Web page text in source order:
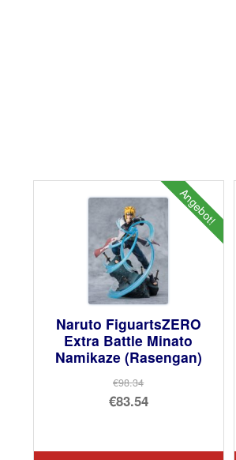
Angebot!
Naruto FiguartsZERO
Extra Battle Minato
Namikaze (Rasengan)
€98.34
Ursprünglicher
€83.54